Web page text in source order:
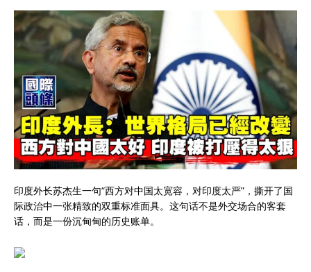
印度外长苏杰生一句“西方对中国太宽容，对印度太严”，撕开了国
际政治中一张精致的双重标准面具。这句话不是外交场合的客套
话，而是一份沉甸甸的历史账单。